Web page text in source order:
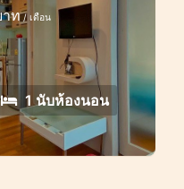
ท/ เดือน
1 นับห้องนอน